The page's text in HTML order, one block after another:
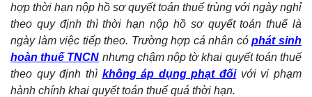
hợp thời hạn nộp hồ sơ quyết toán thuế trùng với ngày nghỉ
theo quy định thì thời hạn nộp hồ sơ quyết toán thuế là
ngày làm việc tiếp theo. Trường hợp cá nhân cóphát sinh
hoàn thuế TNCN nhưng chậm nộp tờ khai quyết toán thuế
theo quy định thì không áp dụng phạt đốivới vi phạm
hành chính khai quyết toán thuế quá thời hạn.